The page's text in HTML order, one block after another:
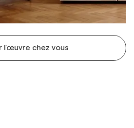
l'œuvre chez vous